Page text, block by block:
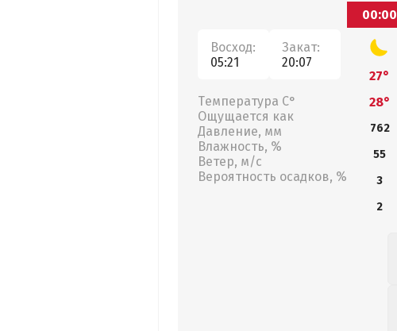
Восход:
05:21
Закат:
20:07
Температура С°
Ощущается как
Давление, мм
Влажность, %
Ветер, м/с
Вероятность осадков, %
00:00
27°
28°
762
55
3
2